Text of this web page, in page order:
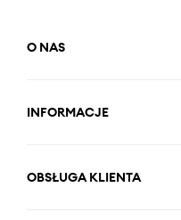
O NAS
INFORMACJE
OBSŁUGA KLIENTA